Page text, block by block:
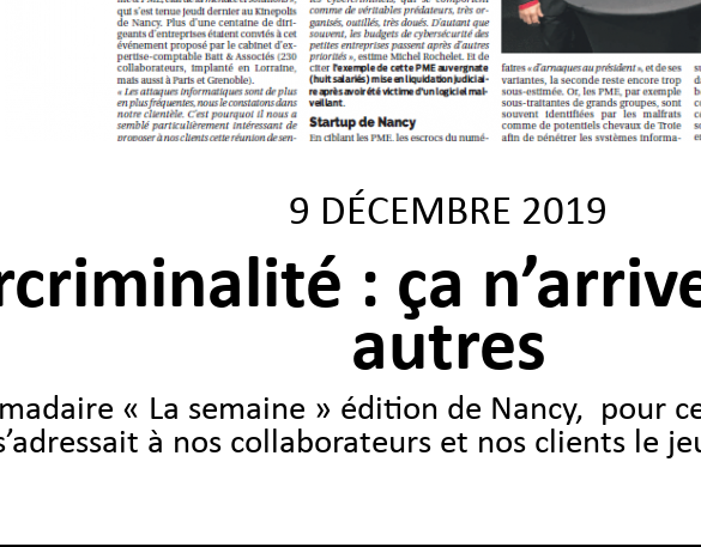
9 DÉCEMBRE 2019
: ça
autres
« La semaine » édition de Nancy, pour
à nos collaborateurs et nos clients le